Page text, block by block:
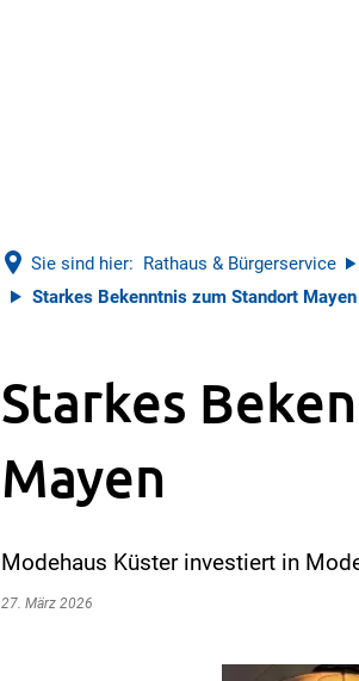
Sie sind hier: Rathaus & Bürgerservice
Starkes Bekenntnis zum Standort Mayen
Starkes
Mayen
Modehaus Küster investiert in
27. März 2026